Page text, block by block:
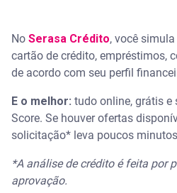
No Serasa Crédito, você
cartão de crédito, empréstimos,
de acordo com seu perfil
E o melhor: tudo online, grátis e
Score. Se houver ofertas
solicitação* leva poucos
*A análise de crédito é feita por
aprovação.